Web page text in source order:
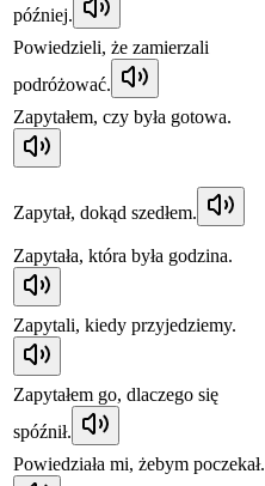
później.
Powiedzieli, że zamierzali
podróżować.
Zapytałem, czy była gotowa.
Zapytał, dokąd szedłem.
Zapytała, która była godzina.
Zapytali, kiedy przyjedziemy.
Zapytałem go, dlaczego się
spóźnił.
Powiedziała mi, żebym poczekał.